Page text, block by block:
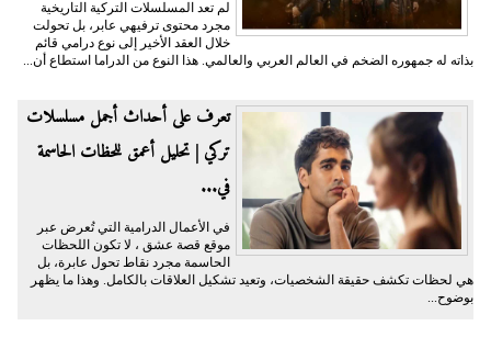
لم تعد المسلسلات التركية التاريخية
مجرد محتوى ترفيهي عابر، بل تحولت
خلال العقد الأخير إلى نوع درامي قائم
بذاته له جمهوره الضخم في العالم العربي والعالمي. هذا النوع من الدراما استطاع أن...
تعرف على أحداث أجمل مسلسلات
تركي | تحليل أعمق للحظات الحاسمة
في...
في الأعمال الدرامية التي تُعرض عبر
موقع قصة عشق ، لا تكون اللحظات
الحاسمة مجرد نقاط تحول عابرة، بل
هي لحظات تكشف حقيقة الشخصيات، وتعيد تشكيل العلاقات بالكامل. وهذا ما يظهر
بوضوح...